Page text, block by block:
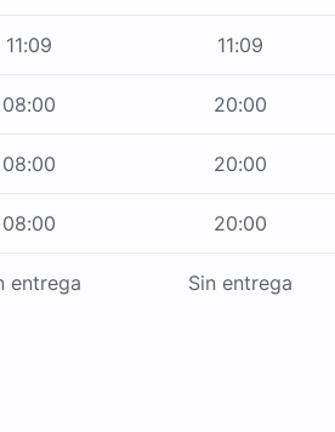
11:09 11:09
08:00 20:00
08:00 20:00
08:00 20:00
entrega Sin entrega